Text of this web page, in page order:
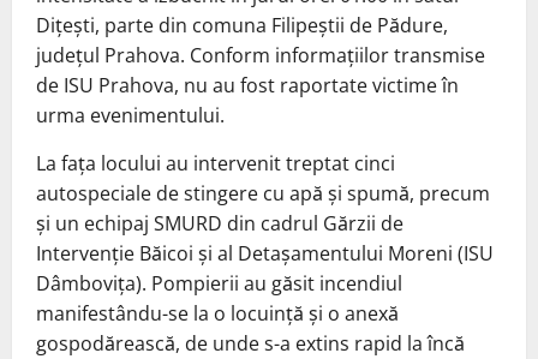
Dițești, parte din comuna Filipeștii de Pădure,
județul Prahova. Conform informațiilor transmise
de ISU Prahova, nu au fost raportate victime în
urma evenimentului.
La fața locului au intervenit treptat cinci
autospeciale de stingere cu apă și spumă, precum
și un echipaj SMURD din cadrul Gărzii de
Intervenție Băicoi și al Detașamentului Moreni (ISU
Dâmbovița). Pompierii au găsit incendiul
manifestându-se la o locuință și o anexă
gospodărească, de unde s-a extins rapid la încă